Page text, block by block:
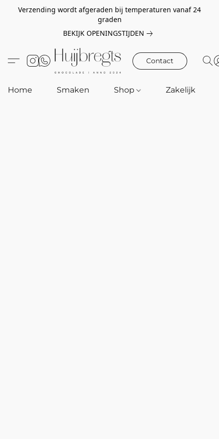
Verzending wordt afgeraden bij temperaturen vanaf 24
graden
BEKIJK OPENINGSTIJDEN
Contact
Home Smaken Shop Zakelijk